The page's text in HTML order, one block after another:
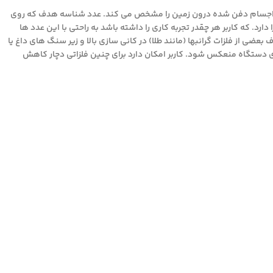
اجسام دفن شده درون زمین را مشخص می کند. عدد شناسه هدف که روی
آهنی بودن را دارد. که کاربر هر چقدر تجربه کاری را داشته باشد به راحتی با این عدد ها
از فلزات گرانبها (مانند طلا) در کانی سازی بالا و زیر سنگ های داغ یا
منعکس شود. کاربر امکان دارد برای چنین فلزاتی دچار کاهش